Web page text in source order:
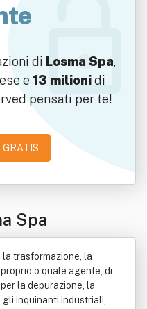
di Losma Spa,
e 13 milionidi
pensati per te!
GRATIS
Spa
la trasformazione, la
o quale agente, di
la depurazione, la
inquinanti industriali,